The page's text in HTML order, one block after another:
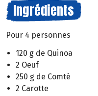
Ingrédients
Pour 4 personnes
120 g de Quinoa
2 Oeuf
250 g de Comté
2 Carotte